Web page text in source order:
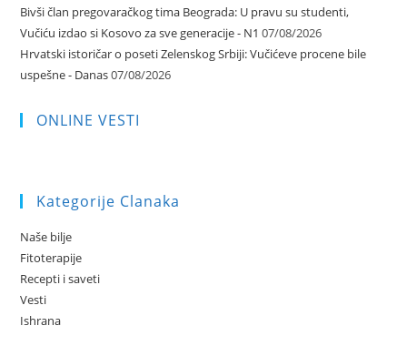
Bivši član pregovaračkog tima Beograda: U pravu su studenti,
Vučiću izdao si Kosovo za sve generacije - N1 07/08/2026
Hrvatski istoričar o poseti Zelenskog Srbiji: Vučićeve procene bile
uspešne - Danas07/08/2026
ONLINE VESTI
Kategorije Clanaka
Naše bilje
Fitoterapije
Recepti i saveti
Vesti
Ishrana